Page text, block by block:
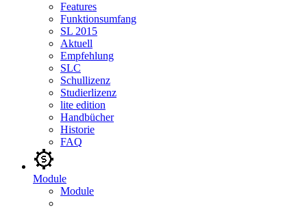
Features
Funktionsumfang
SL 2015
Aktuell
Empfehlung
SLC
Schullizenz
Studierlizenz
lite edition
Handbücher
Historie
FAQ
Module
Module